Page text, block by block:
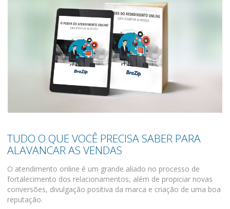
TUDO O QUE VOCÊ PRECISA SABER PARA
ALAVANCAR AS VENDAS
O atendimento online é um grande aliado no processo de
fortalecimento dos relacionamentos, além de propiciar novas
conversões, divulgação positiva da marca e criação de uma boa
reputação.